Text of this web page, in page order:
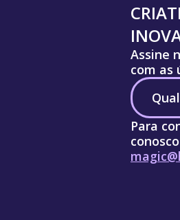
Assine
com as
Para